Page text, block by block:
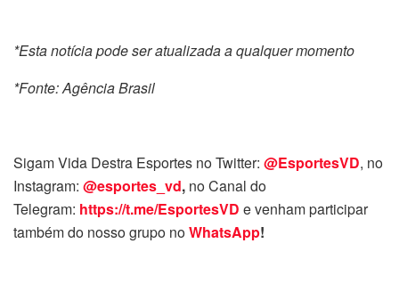
*Esta notícia pode ser atualizada a qualquer momento
*Fonte: Agência Brasil
Sigam Vida Destra Esportes no Twitter: @EsportesVD, no
Instagram: @esportes_vd, no Canal do
Telegram: https://t.me/EsportesVD e venham participar
também do nosso grupo noWhatsApp!